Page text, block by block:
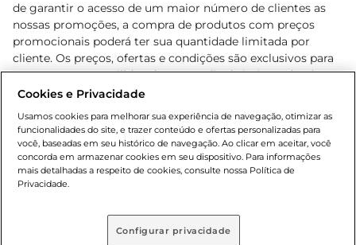
de garantir o acesso de um maior número de clientes as
nossas promoções, a compra de produtos com preços
promocionais poderá ter sua quantidade limitada por
cliente. Os preços, ofertas e condições são exclusivos para
o e-commerce e válidos durante o dia de hoje, podendo
sofrer alterações sem prévia notificação. Proibida a venda
Lei n.º 8069/90, art. 81, inciso II (Estatuto da Criança e do
Adolescente). Preços e condições exclusivos para o
www.bretas.com.br, podendo sofrer alterações sem aviso
prévio. O valor mínimo para as compras on-line é de R$
80,00.
Cookies e Privacidade
Usamos cookies para melhorar sua experiência de navegação, otimizar as
funcionalidades do site, e trazer conteúdo e ofertas personalizadas para
você, baseadas em seu histórico de navegação. Ao clicar em aceitar, você
concorda em armazenar cookies em seu dispositivo. Para informações
mais detalhadas a respeito de cookies, consulte nossa Política de
Privacidade.
Configurar privacidade